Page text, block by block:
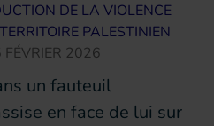
DE LA VIOLENCE
TERRITOIRE PALESTINIEN
FÉVRIER 2026